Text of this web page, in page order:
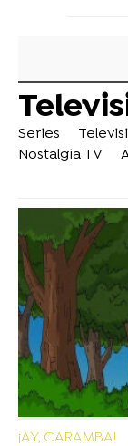
Series
Nostalgia TV
¡AY, CARAMBA!